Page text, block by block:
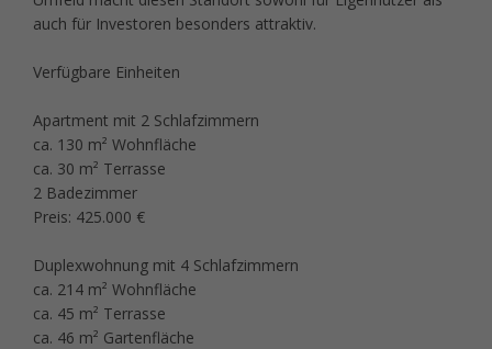
auch für Investoren besonders attraktiv.
Verfügbare Einheiten
Apartment mit 2 Schlafzimmern
ca. 130 m² Wohnfläche
ca. 30 m² Terrasse
2 Badezimmer
Preis: 425.000 €
Duplexwohnung mit 4 Schlafzimmern
ca. 214 m² Wohnfläche
ca. 45 m² Terrasse
ca. 46 m² Gartenfläche